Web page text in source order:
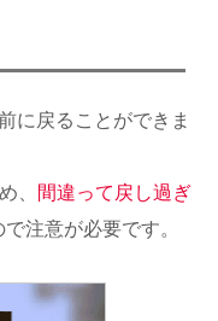
に戻ることができま
、
間違って戻し過ぎ
で注意が必要です。